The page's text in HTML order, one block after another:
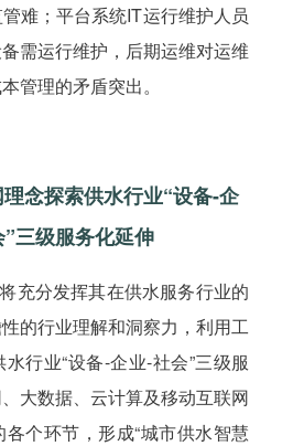
难；平台系统IT运行维护人员
需运行维护，后期运维对运维
管理的矛盾突出。
念探索供水行业“设备-企
三级服务化延伸
充分发挥其在供水服务行业的
的行业理解和洞察力，利用工
行业“设备-企业-社会”三级服
大数据、云计算及移动互联网
个环节，形成“城市供水智慧